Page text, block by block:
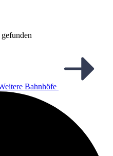
Bahnhöfe